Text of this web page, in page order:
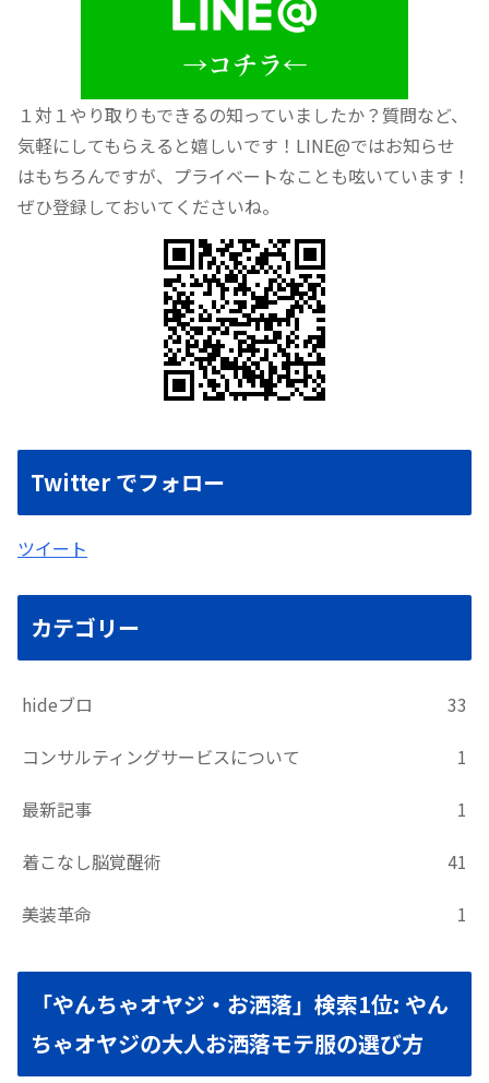
１対１やり取りもできるの知っていましたか？質問など、
気軽にしてもらえると嬉しいです！LINE@ではお知らせ
はもちろんですが、プライベートなことも呟いています！
ぜひ登録しておいてくださいね。
Twitter でフォロー
ツイート
カテゴリー
hideブロ
33
コンサルティングサービスについて
1
最新記事
1
着こなし脳覚醒術
41
美装革命
1
「やんちゃオヤジ・お洒落」検索1位: やん
ちゃオヤジの大人お洒落モテ服の選び方